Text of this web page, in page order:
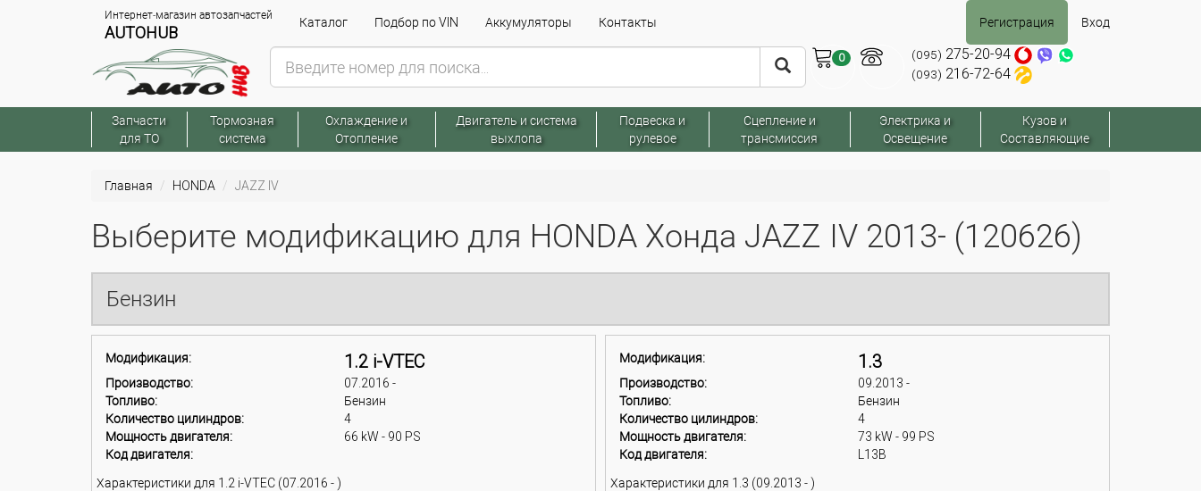
Интернет-магазин автозапчастей
AUTOHUB
Каталог Подбор по VIN Аккумуляторы Контакты Регистрация Вход
0 (095) 275-20-94
(093) 216-72-64
Запчасти
для ТО
Тормозная
система
Охлаждение и
Отопление
Двигатель и система
выхлопа
Подвеска и
рулевое
Сцепление и
трансмиссия
Электрика и
Освещение
Кузов и
Составляющие
Главная HONDA JAZZ IV
Выберите модификацию для HONDA Хонда JAZZ IV 2013- (120626)
Бензин
Модификация: 1.2 i-VTEC
Производство:
07.2016 -
Топливо:
Бензин
Количество цилиндров:
4
Мощность двигателя:
66 kW - 90 PS
Код двигателя:
Характеристики для 1.2 i-VTEC (07.2016 - )
Модификация: 1.3
Производство:
09.2013 -
Топливо:
Бензин
Количество цилиндров:
4
Мощность двигателя:
73 kW - 99 PS
Код двигателя:
L13B
Характеристики для 1.3 (09.2013 - )